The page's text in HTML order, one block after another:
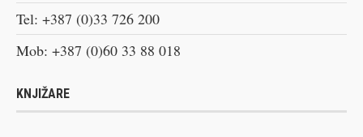
Tel: +387 (0)33 726 200
Mob: +387 (0)60 33 88 018
KNJIŽARE